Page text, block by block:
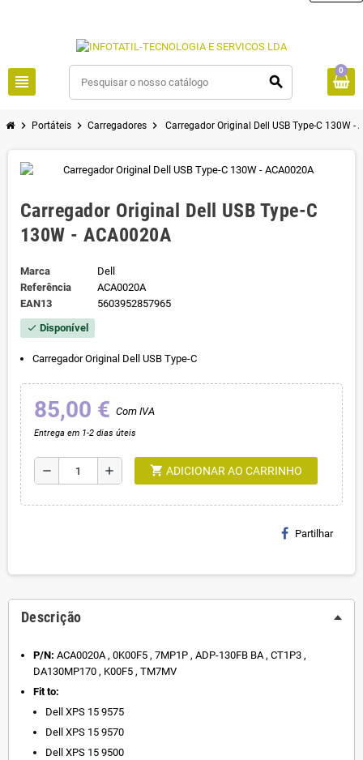
view_headline search
0
chevron_right Portáteis chevron_right Carregadores chevron_right Carregador Original Dell USB Type-C 130W -
Carregador Original Dell USB Type-C
130W - ACA0020A
Marca
Dell
Referência
ACA0020A
EAN13
5603952857965
check Disponível
Carregador Original Dell USB Type-C
85,00 € Com IVA
Entrega em 1-2 dias úteis
remove add shopping_cart ADICIONAR AO CARRINHO
Partilhar
Descrição
P/N: ACA0020A , 0K00F5 , 7MP1P , ADP-130FB BA , CT1P3 ,
DA130MP170 , K00F5 , TM7MV
Fit to:
Dell XPS 15 9575
Dell XPS 15 9570
Dell XPS 15 9500